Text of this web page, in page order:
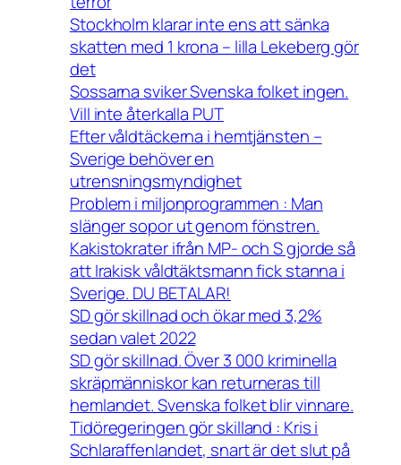
Stockholm klarar inte ens att sänka
skatten med 1 krona – lilla Lekeberg gör
det
Sossarna sviker Svenska folket ingen.
Vill inte återkalla PUT
Efter våldtäckerna i hemtjänsten –
Sverige behöver en
utrensningsmyndighet
Problem i miljonprogrammen : Man
slänger sopor ut genom fönstren.
Kakistokrater ifrån MP- och S gjorde så
att Irakisk våldtäktsmann fick stanna i
Sverige. DU BETALAR!
SD gör skillnad och ökar med 3,2%
sedan valet 2022
SD gör skillnad. Över 3 000 kriminella
skräpmänniskor kan returneras till
hemlandet. Svenska folket blir vinnare.
Tidöregeringen gör skilland : Kris i
Schlaraffenlandet, snart är det slut på